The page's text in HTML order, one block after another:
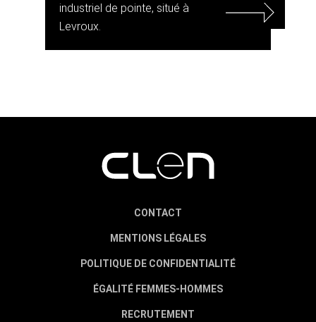
industriel de pointe, situé à
Levroux.
CONTACT
MENTIONS LÉGALES
POLITIQUE DE CONFIDENTIALITÉ
ÉGALITÉ FEMMES-HOMMES
RECRUTEMENT